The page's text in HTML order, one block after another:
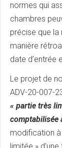
normes qui
chambres
précise que la
manière
date d’entrée
Le projet de
ADV-20-007-
« partie très
comptabilisée
modification à